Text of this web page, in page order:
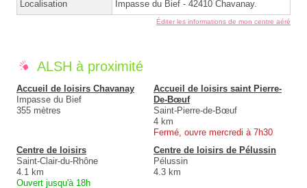
Localisation Impasse du Bief - 42410 Chavanay.
Éditer les informations de mon centre aéré
ALSH à proximité
Accueil de loisirs Chavanay
Impasse du Bief
355 mètres
Accueil de loisirs saint Pierre-
De-Bœuf
Saint-Pierre-de-Bœuf
4 km
Fermé, ouvre mercredi à 7h30
Centre de loisirs
Saint-Clair-du-Rhône
4.1 km
Ouvert jusqu'à 18h
Centre de loisirs de Pélussin
Pélussin
4.3 km